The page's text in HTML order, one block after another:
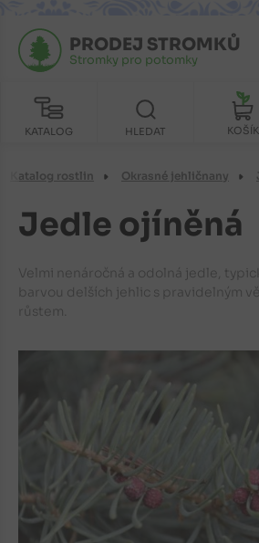
KATALOG
PRODEJ STROMKŮ
Stromky pro potomky
HLEDAT KOŠÍK
Katalog rostlin Okrasné jehličnany
Jedle ojíněná
Velmi nenáročná a odolná jedle,
barvou delších jehlic s pravidelným
růstem.